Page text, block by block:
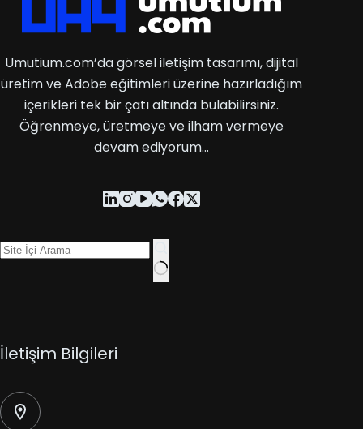
Umutium.com’da görsel iletişim tasarımı, dijital
üretim ve Adobe eğitimleri üzerine hazırladığım
içerikleri tek bir çatı altında bulabilirsiniz.
Öğrenmeye, üretmeye ve ilham vermeye
devam ediyorum…
İletişim Bilgileri